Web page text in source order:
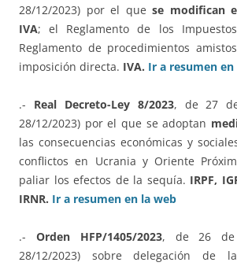
28/12/2023) por el que se modifican
IVA; el Reglamento de los
Reglamento de procedimientos
imposición directa. IVA. Ir a resumen
.- Real Decreto-Ley 8/2023, de 27
28/12/2023) por el que se adoptan
las consecuencias económicas y
conflictos en Ucrania y Oriente
paliar los efectos de la sequía. IRPF,
IRNR. Ir a resumen en la web
.- Orden HFP/1405/2023, de 26 de
28/12/2023) sobre delegación de